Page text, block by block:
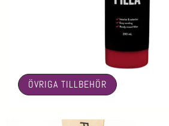
ÖVRIGA TILLBEHÖR